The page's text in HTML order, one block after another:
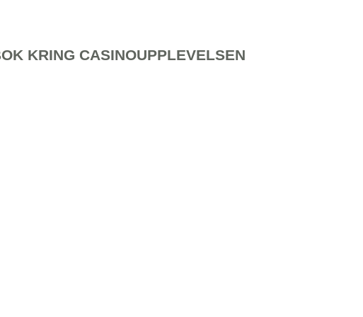
KRING CASINOUPPLEVELSEN